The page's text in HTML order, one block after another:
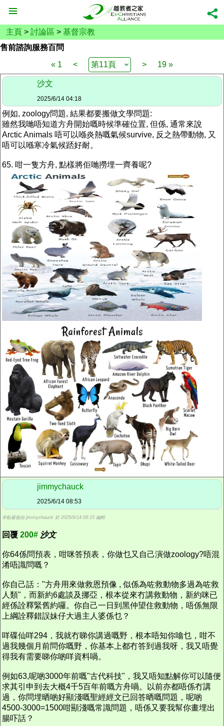
主頁 > 討論區 > 基督宗教
售前諮詢服務百問
« 1
< > 19 »
沙文
2025/6/14 04:18
例如, zoology問題, 結果都要搬做文學問題:
雖然我哋唔知道方舟開始嘅時候準確位置, 但係, 通常來說
Arctic Animals 唔可以喺炎熱嘅氣候survive, 反之熱帶動物, 又
唔可以喺寒冷氣候踎好耐。
65. 咁一隻方舟, 點樣將佢哋撈埋一齊養呢?
jimmychauck
2025/6/14 08:53
本帖最後由 jimmychauck 於 2025/6/14 09:15 編輯
回覆 200# 沙文
你64係問預表，咁咪答預表，你做乜又自己演做zoology?唔混
淆唔識問嘅？
你自己話："方舟用來做救恩預像 , 似係為咗救動物多過為咗救
人類"，而新約6處談及挪亞，根本從來冇講救動物，新約咪已
經係詮釋緊舊約囉。你自己一日到黑仲望住救動物，唔係無限
上綱詮釋錯誤妹仔大過主人婆係乜？
咩碟仙咩294，我就冇睇你講過嘅野，根本唔知你噏乜，咁不
過我幾個月前問你嘅野，你基本上都冇答到過我呀，我又唔覺
得我有需要睇你啲咩資料喎。
例如63,呢啲3000年前嘅"古代科技"，我又唔知點解你可以隨便
求其引申到去大概4千5百年前嘅方舟喎。以前亦都唔係冇講
過，你問埋晒啲好顯淺嘅聖經經文已回答晒嘅問題，呢啲
4500-3000=1500咁顯淺嘅常識問題，唔係又要我幫你畫埋出
腸吓話？